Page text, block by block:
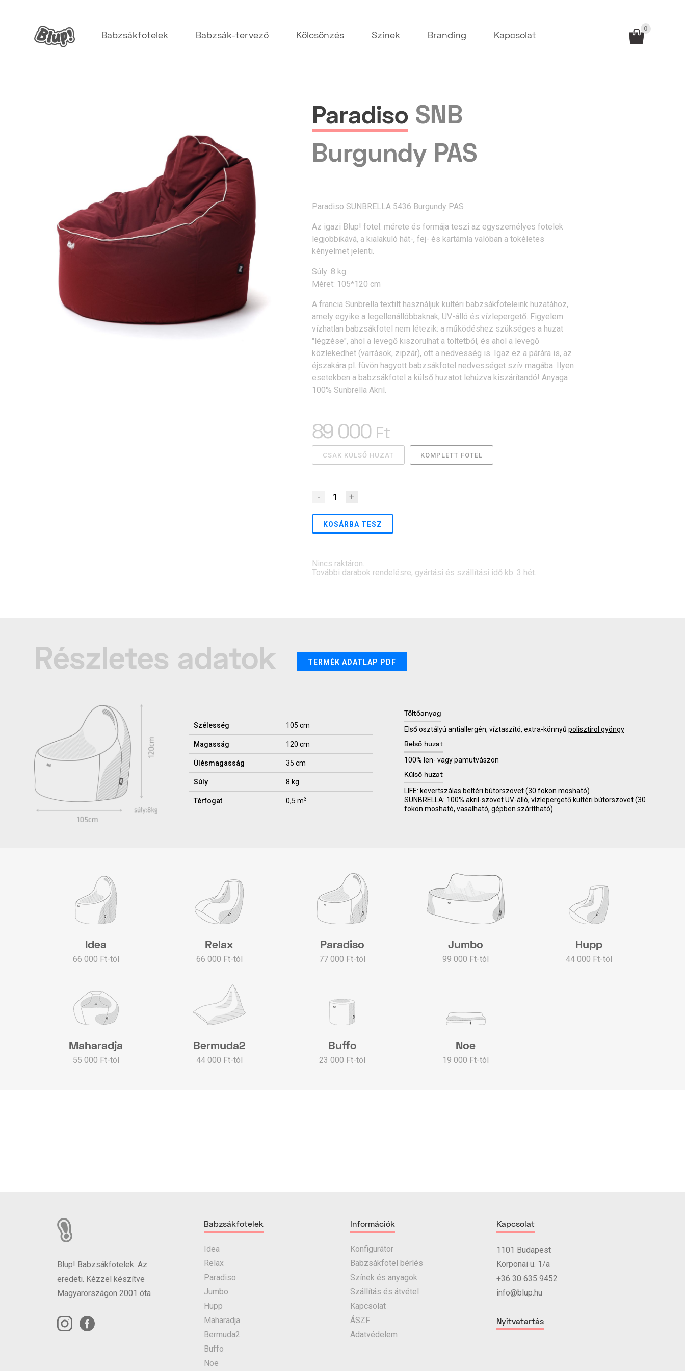
Babzsákfotelek Babzsák-tervező Kölcsönzés Színek Branding Kapcsolat
0
ParadisoSNB
Burgundy PAS
Paradiso SUNBRELLA 5436 Burgundy PAS
Az igazi Blup! fotel. mérete és formája teszi az egyszemélyes fotelek
legjobbikává, a kialakuló hát-, fej- és kartámla valóban a tökéletes
kényelmet jelenti.
Súly: 8 kg
Méret: 105*120 cm
A francia Sunbrella textilt használjuk kültéri babzsákfoteleink huzatához,
amely egyike a legellenállóbbaknak, UV-álló és vízlepergető. Figyelem:
vízhatlan babzsákfotel nem létezik: a működéshez szükséges a huzat
"légzése", ahol a levegő kiszorulhat a töltetből, és ahol a levegő
közlekedhet (varrások, zipzár), ott a nedvesség is. Igaz ez a párára is, az
éjszakára pl. füvön hagyott babzsákfotel nedvességet szív magába. Ilyen
esetekben a babzsákfotel a külső huzatot lehúzva kiszárítandó! Anyaga
100% Sunbrella Akril.
89 000 Ft
CSAK KÜLSŐ HUZAT KOMPLETT FOTEL
- 1 +
KOSÁRBA TESZ
Nincs raktáron.
További darabok rendelésre, gyártási és szállítási idő kb. 3 hét.
Részletes adatok TERMÉK ADATLAP PDF
Szélesség 105 cm
Magasság 120 cm
Ülésmagasság 35 cm
Súly 8 kg
Térfogat 0,5 m3
Töltőanyag
Első osztályú antiallergén, víztaszító, extra-könnyű polisztirol gyöngy
Belső huzat
100% len- vagy pamutvászon
Külső huzat
LIFE: kevertszálas beltéri bútorszövet (30 fokon mosható)
SUNBRELLA: 100% akril-szövet UV-álló, vízlepergető kültéri bútorszövet (30
fokon mosható, vasalható, gépben szárítható)
Idea
66 000 Ft-tól
Relax
66 000 Ft-tól
Paradiso
77 000 Ft-tól
Jumbo
99 000 Ft-tól
Hupp
44 000 Ft-tól
Maharadja
55 000 Ft-tól
Bermuda2
44 000 Ft-tól
Buffo
23 000 Ft-tól
Noe
19 000 Ft-tól
Blup! Babzsákfotelek. Az
eredeti. Kézzel készítve
Magyarországon 2001 óta
Babzsákfotelek
Idea
Relax
Paradiso
Jumbo
Hupp
Maharadja
Bermuda2
Buffo
Noe
Információk
Konfigurátor
Babzsákfotel bérlés
Színek és anyagok
Szállítás és átvétel
Kapcsolat
ÁSZF
Adatvédelem
Kapcsolat
1101 Budapest
Korponai u. 1/a
+36 30 635 9452
info@blup.hu
Nyitvatartás